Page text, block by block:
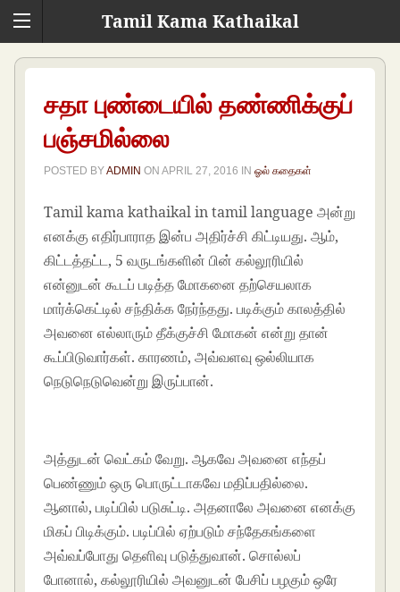
Tamil Kama Kathaikal
சதா புண்டையில் தண்ணிக்குப்
பஞ்சமில்லை
POSTED BYADMIN ONAPRIL 27, 2016 INஓல் கதைகள்
Tamil kama kathaikal in tamil language அன்று
எனக்கு எதிர்பாராத இன்ப அதிர்ச்சி கிட்டியது. ஆம்,
கிட்டத்தட்ட, 5 வருடங்களின் பின் கல்லூரியில்
என்னுடன் கூடப் படித்த மோகனை தற்செயலாக
மார்க்கெட்டில் சந்திக்க நேர்ந்தது. படிக்கும் காலத்தில்
அவனை எல்லாரும் தீக்குச்சி மோகன் என்று தான்
கூப்பிடுவார்கள். காரணம், அவ்வளவு ஒல்லியாக
நெடுநெடுவென்று இருப்பான்.
அத்துடன் வெட்கம் வேறு. ஆகவே அவனை எந்தப்
பெண்ணும் ஒரு பொருட்டாகவே மதிப்பதில்லை.
ஆனால், படிப்பில் படுசுட்டி. அதனாலே அவனை எனக்கு
மிகப் பிடிக்கும். படிப்பில் ஏற்படும் சந்தேகங்களை
அவ்வப்போது தெளிவு படுத்துவான். சொல்லப்
போனால், கல்லூரியில் அவனுடன் பேசிப் பழகும் ஒரே